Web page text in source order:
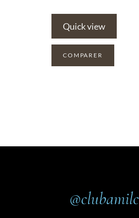
Quick view
COMPARER